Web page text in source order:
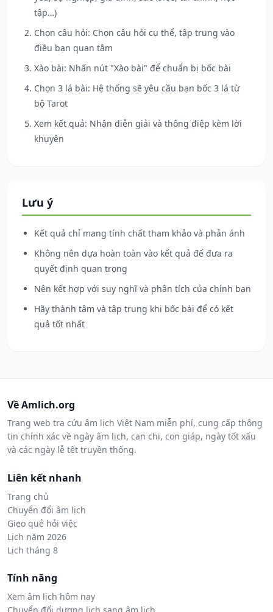
tập…)
Chọn câu hỏi: Chọn câu hỏi cụ thể, tập trung vào
điều bạn quan tâm
Xào bài: Nhấn nút "Xào bài" để chuẩn bị bốc bài
Chọn 3 lá bài: Hệ thống sẽ yêu cầu bạn bốc 3 lá từ
bộ Tarot
Xem kết quả: Nhận diễn giải và thông điệp kèm lời
khuyên
Lưu ý
Kết quả chỉ mang tính chất tham khảo và phản ánh
Không nên dựa hoàn toàn vào kết quả để đưa ra
quyết định quan trọng
Nên kết hợp với suy nghĩ và phân tích của chính bạn
Hãy thành tâm và tập trung khi bốc bài để có kết
quả tốt nhất
Về Amlich.org
Trang web tra cứu âm lịch Việt Nam miễn phí, cung cấp thông
tin chính xác về ngày âm lịch, can chi, con giáp, ngày tốt xấu
và các ngày lễ tết truyền thống.
Liên kết nhanh
Trang chủ
Chuyển đổi âm lịch
Gieo quẻ hỏi việc
Lịch năm 2026
Lịch tháng 8
Tính năng
Xem âm lịch hôm nay